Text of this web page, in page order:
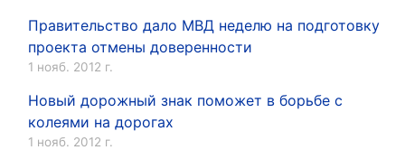
Правительство дало МВД неделю на подготовку
проекта отмены доверенности
1 нояб. 2012 г.
Новый дорожный знак поможет в борьбе с
колеями на дорогах
1 нояб. 2012 г.